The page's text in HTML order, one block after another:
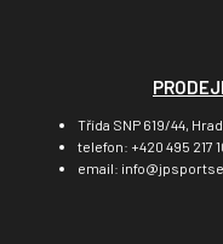
Třída SNP 619/44,
telefon: +420 495 217
email: